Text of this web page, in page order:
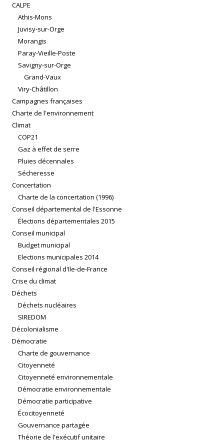
CALPE
Athis-Mons
Juvisy-sur-Orge
Morangis
Paray-Vieille-Poste
Savigny-sur-Orge
Grand-Vaux
Viry-Châtillon
Campagnes françaises
Charte de l'environnement
Climat
COP21
Gaz à effet de serre
Pluies décennales
Sécheresse
Concertation
Charte de la concertation (1996)
Conseil départemental de l'Essonne
Élections départementales 2015
Conseil municipal
Budget municipal
Elections municipales 2014
Conseil régional d'Ile-de-France
Crise du climat
Déchets
Déchets nucléaires
SIREDOM
Décolonialisme
Démocratie
Charte de gouvernance
Citoyenneté
Citoyenneté environnementale
Démocratie environnementale
Démocratie participative
Écocitoyenneté
Gouvernance partagée
Théorie de l'exécutif unitaire